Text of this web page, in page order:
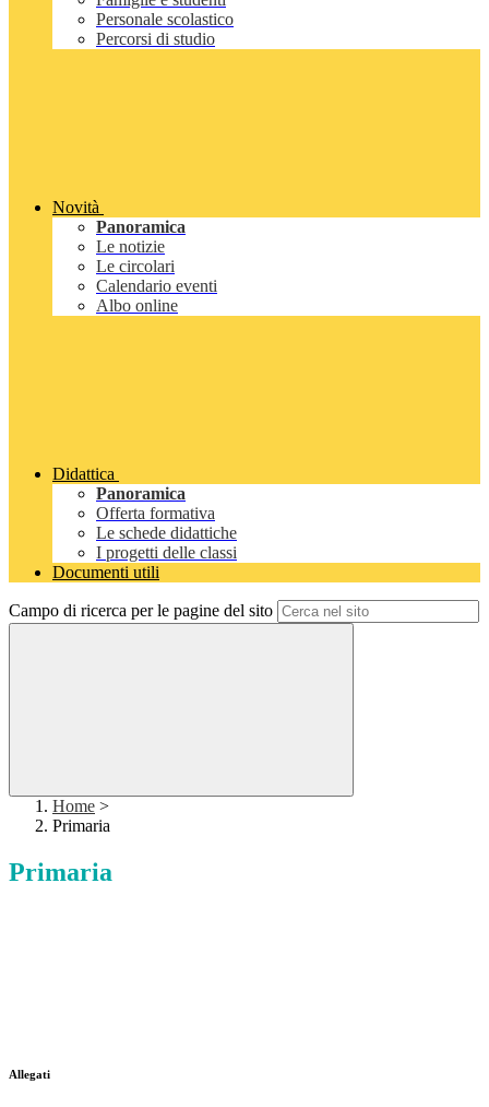
Personale scolastico
Percorsi di studio
Novità
Panoramica
Le notizie
Le circolari
Calendario eventi
Albo online
Didattica
Panoramica
Offerta formativa
Le schede didattiche
I progetti delle classi
Documenti utili
Campo di ricerca per le pagine del sito
Home >
Primaria
Primaria
Allegati